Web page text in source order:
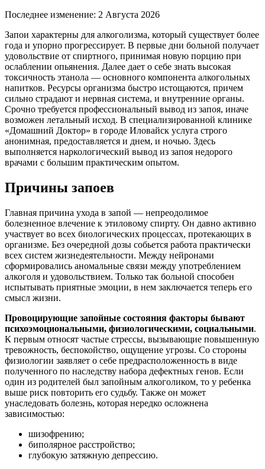
Последнее изменение: 2 Августа 2026
Запои характерны для алкоголизма, который существует более
года и упорно прогрессирует. В первые дни больной получает
удовольствие от спиртного, принимая новую порцию при
ослаблении опьянения. Далее дает о себе знать высокая
токсичность этанола — основного компонента алкогольных
напитков. Ресурсы организма быстро истощаются, причем
сильно страдают и нервная система, и внутренние органы.
Срочно требуется профессиональный вывод из запоя, иначе
возможен летальный исход. В специализированной клинике
«Домашний Доктор» в городе Иловайск услуга строго
анонимная, предоставляется и днем, и ночью. Здесь
выполняется наркологический вывод из запоя недорого
врачами с большим практическим опытом.
Причины запоев
Главная причина ухода в запой — непреодолимое
болезненное влечение к этиловому спирту. Он давно активно
участвует во всех биологических процессах, протекающих в
организме. Без очередной дозы собьется работа практически
всех систем жизнедеятельности. Между нейронами
сформировались аномальные связи между употреблением
алкоголя и удовольствием. Только так больной способен
испытывать приятные эмоции, в нем заключается теперь его
смысл жизни.
Провоцирующие запойные состояния факторы бывают
психоэмоциональными, физиологическими, социальными.
К первым относят частые стрессы, вызывающие повышенную
тревожность, беспокойство, ощущение угрозы. Со стороны
физиологии заявляет о себе предрасположенность в виде
полученного по наследству набора дефектных генов. Если
один из родителей был запойным алкоголиком, то у ребенка
выше риск повторить его судьбу. Также он может
унаследовать болезнь, которая нередко осложнена
зависимостью:
шизофрению;
биполярное расстройство;
глубокую затяжную депрессию.